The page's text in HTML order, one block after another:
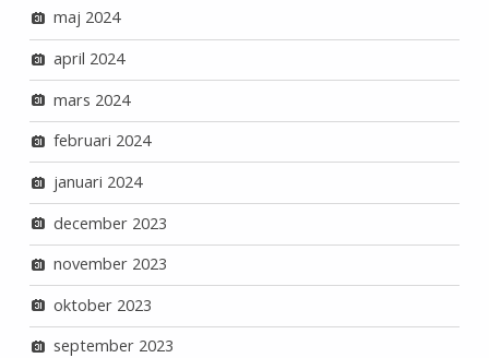
maj 2024
april 2024
mars 2024
februari 2024
januari 2024
december 2023
november 2023
oktober 2023
september 2023